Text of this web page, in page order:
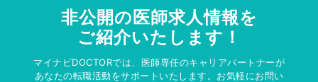
非公開の医師求人情報を
ご紹介いたします！
マイナビDOCTORでは、医師専任のキャリアパートナーが
あなたの転職活動をサポートいたします。お気軽にお問い